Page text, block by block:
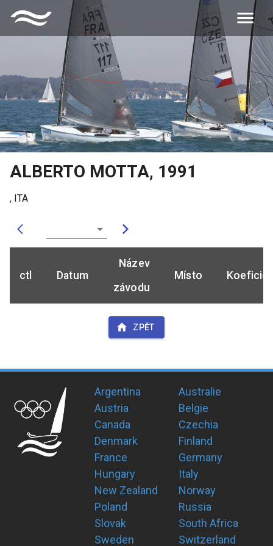
ALBERTO MOTTA, 1991
, ITA
ctl Datum
Název
závodu
Místo
ZPĚT
Argentina
Australie
Austria
Belgie
Canada
Czechia
Denmark
Finland
France
Germany
Hungary
Italy
New Zealand
Norway
Poland
Russia
Slovak
South Africa
Sweden
Switzerland